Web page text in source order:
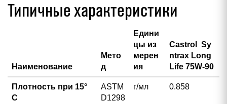
Типичные характеристики
Наименование
Мето
д
Едини
цы из
мерен
ия
Castrol Sy
ntrax Long
Life 75W-90
Плотность при 15°
С
ASTM
D1298
г/мл 0.858